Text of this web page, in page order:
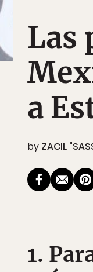
Las
a
by ZACIL
1.